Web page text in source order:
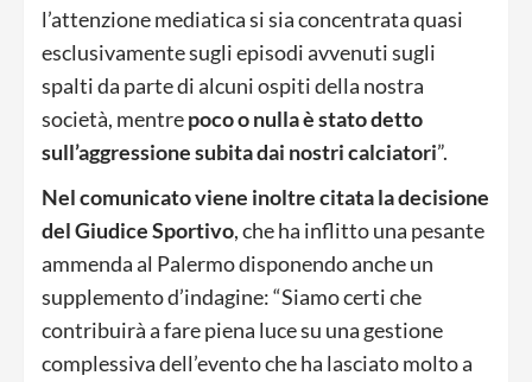
l’attenzione mediatica si sia concentrata quasi
esclusivamente sugli episodi avvenuti sugli
spalti da parte di alcuni ospiti della nostra
società, mentrepoco o nulla è stato detto
sull’aggressione subita dai nostri calciatori”.
Nel comunicato viene inoltre citata la decisione
del Giudice Sportivo, che ha inflitto una pesante
ammenda al Palermo disponendo anche un
supplemento d’indagine: “Siamo certi che
contribuirà a fare piena luce su una gestione
complessiva dell’evento che ha lasciato molto a